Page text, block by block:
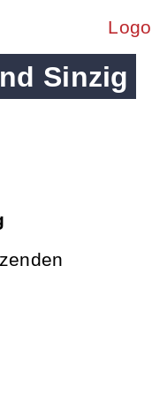
Sinzig